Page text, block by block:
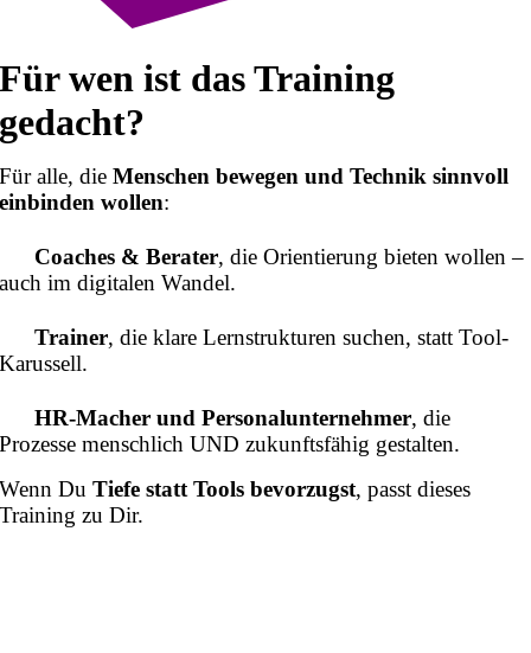
Für wen ist das Training
gedacht?
Für alle, dieMenschen bewegen und Technik sinnvoll
einbinden wollen:
Coaches & Berater, die Orientierung bieten wollen –
auch im digitalen Wandel.
Trainer, die klare Lernstrukturen suchen, statt Tool-
Karussell.
HR-Macher und Personalunternehmer, die
Prozesse menschlich UND zukunftsfähig gestalten.
Wenn DuTiefe statt Tools bevorzugst, passt dieses
Training zu Dir.